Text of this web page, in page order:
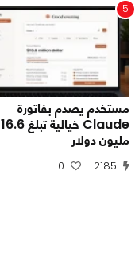
5
مستخدم يصدم بفاتورة
Claude خيالية تبلغ 16.6
مليون دولار
2185
0